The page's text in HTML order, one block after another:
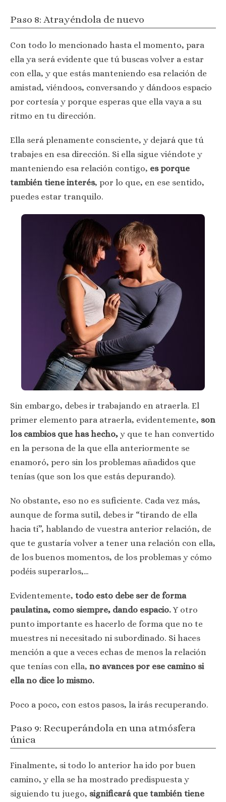
Paso 8: Atrayéndola de nuevo
Con todo lo mencionado hasta el momento, para
ella ya será evidente que tú buscas volver a estar
con ella, y que estás manteniendo esa relación de
amistad, viéndoos, conversando y dándoos espacio
por cortesía y porque esperas que ella vaya a su
ritmo en tu dirección.
Ella será plenamente consciente, y dejará que tú
trabajes en esa dirección. Si ella sigue viéndote y
manteniendo esa relación contigo, es porque
también tiene interés, por lo que, en ese sentido,
puedes estar tranquilo.
Sin embargo, debes ir trabajando en atraerla. El
primer elemento para atraerla, evidentemente, son
los cambios que has hecho, y que te han convertido
en la persona de la que ella anteriormente se
enamoró, pero sin los problemas añadidos que
tenías (que son los que estás depurando).
No obstante, eso no es suficiente. Cada vez más,
aunque de forma sutil, debes ir “tirando de ella
hacia ti”, hablando de vuestra anterior relación, de
que te gustaría volver a tener una relación con ella,
de los buenos momentos, de los problemas y cómo
podéis superarlos,…
Evidentemente, todo esto debe ser de forma
paulatina, como siempre, dando espacio.Y otro
punto importante es hacerlo de forma que no te
muestres ni necesitado ni subordinado. Si haces
mención a que a veces echas de menos la relación
que tenías con ella, no avances por ese camino si
ella no dice lo mismo.
Poco a poco, con estos pasos, la irás recuperando.
Paso 9: Recuperándola en una atmósfera
única
Finalmente, si todo lo anterior ha ido por buen
camino, y ella se ha mostrado predispuesta y
siguiendo tu juego, significará que también tiene